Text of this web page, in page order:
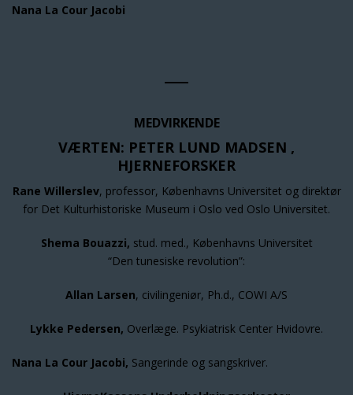
Nana La Cour Jacobi
MEDVIRKENDE
VÆRTEN: PETER LUND MADSEN ,
HJERNEFORSKER
Rane Willerslev, professor, Københavns Universitet og direktør
for Det Kulturhistoriske Museum i Oslo ved Oslo Universitet.
Shema Bouazzi, stud. med., Københavns Universitet
“Den tunesiske revolution”:
Allan Larsen, civilingeniør, Ph.d., COWI A/S
Lykke Pedersen, Overlæge. Psykiatrisk Center Hvidovre.
Nana La Cour Jacobi, Sangerinde og sangskriver.